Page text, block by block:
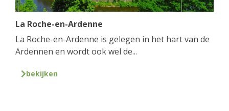
La Roche-en-Ardenne
La Roche-en-Ardenne is gelegen in het hart van de
Ardennen en wordt ook wel de...
bekijken